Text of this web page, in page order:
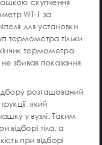
WT-1 за
для установки
термометра тільки
термометра
не збивав показання
розташований
який
у вузлі. Таким
відборі тіла, а
при відборі